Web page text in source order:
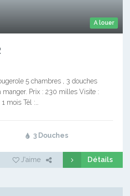
A louer
5 chambres , 3 douches
manger. Prix : 230 milles Visite :
mois Tél :…
3 Douches
J'aime Détails